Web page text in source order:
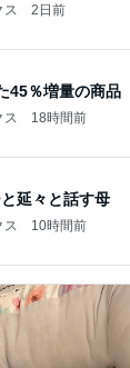
ス 2日前
45％増量の商品
ス 18時間前
延々と話す母
ス 10時間前